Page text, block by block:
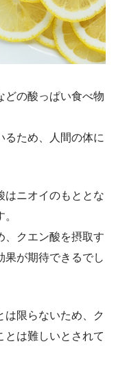
どの酸っぱい食べ物
るため、人間の体に
はニオイのもととな
、クエン酸を摂取す
果が期待できるでし
は限らないため、ク
とは難しいとされて